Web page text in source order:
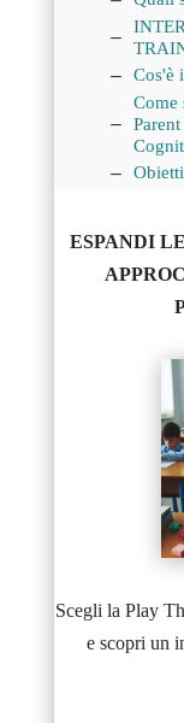
Cos'è
Come
tue
Lascia i
ESPANDI
Scegli la Play
e scopri un